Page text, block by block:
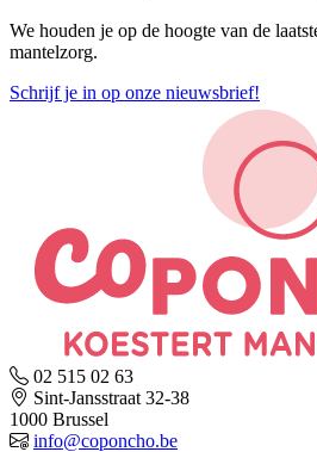
We houden je op de hoogte van de
mantelzorg.
Schrijf je in op onze nieuwsbrief!
02 515 02 63
Sint-Jansstraat 32-38
1000 Brussel
info@coponcho.be